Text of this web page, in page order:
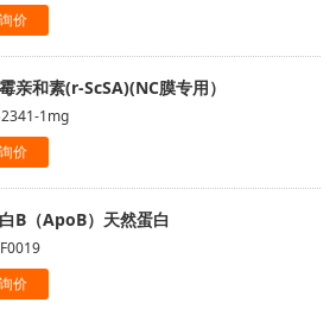
价
亲和素(r-ScSA)(NC膜专用）
1mg
价
B（ApoB）天然蛋白
价